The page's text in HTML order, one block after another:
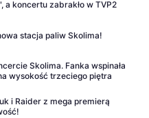
a koncertu zabrakło w TVP2
stacja paliw Skolima!
Skolima. Fanka wspinała
wysokość trzeciego piętra
i Raider z mega premierą